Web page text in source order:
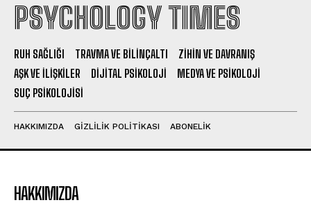
PSYCHOLOGY TIMES
RUH SAĞLIĞI TRAVMA VE BILINÇALTI
ZIHIN VE DAVRANIŞ
AŞK VE İLIŞKILER
DIJITAL PSIKOLOJI
MEDYA VE PSIKOLOJI
SUÇ PSIKOLOJISI
HAKKIMIZDA GIZLILIK POLITIKASI ABONELIK
HAKKIMIZDA